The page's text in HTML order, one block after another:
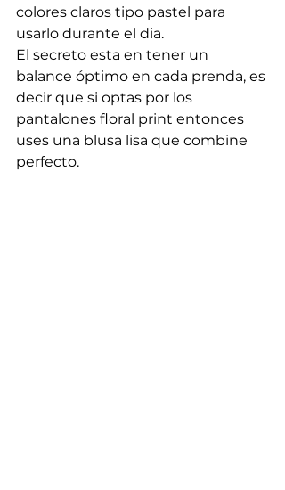
colores claros tipo pastel para
usarlo durante el dia.
El secreto esta en tener un
balance óptimo en cada prenda, es
decir que si optas por los
pantalones floral print entonces
uses una blusa lisa que combine
perfecto.